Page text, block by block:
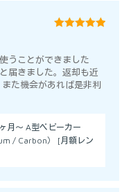
うことができました
届きました。返却も近
た機会があれば是非利
月～ A型ベビーカー
/ Carbon） [月額レン